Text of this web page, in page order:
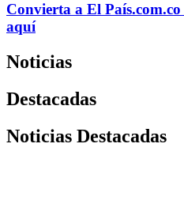
Convierta a El País.com.co
aquí
Noticias
Destacadas
Noticias Destacadas